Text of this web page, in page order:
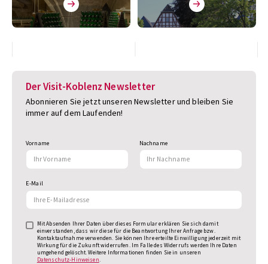
Der Visit-Koblenz Newsletter
Abonnieren Sie jetzt unseren Newsletter und bleiben Sie
immer auf dem Laufenden!
Vorname Nachname
E-Mail
Mit Absenden Ihrer Daten über dieses Formular erklären Sie sich damit
einverstanden, dass wir diese für die Beantwortung Ihrer Anfrage bzw.
Kontaktaufnahme verwenden. Sie können Ihre erteilte Einwilligung jederzeit mit
Wirkung für die Zukunft widerrufen. Im Falle des Widerrufs werden Ihre Daten
umgehend gelöscht. Weitere Informationen finden Sie in unseren
Datenschutz-Hinweisen.